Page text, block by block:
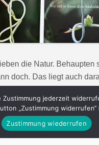
die Natur. Behaupten
doch. Das liegt auch
Die Erwartungen waren
tief. Die Blicke von den
Kein Konto und kein
Zustimmung jederzeit
„Zustimmung widerrufen“
Zustimmung wiederrufen